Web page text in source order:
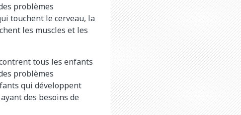
problèmes
touchent le cerveau, la
les muscles et les
tous les enfants
problèmes
qui développent
des besoins de